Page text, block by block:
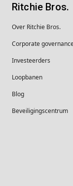
Ritchie Bros.
Over Ritchie Bros.
Corporate
Investeerders
Loopbanen
Blog
Beveiligingscentrum